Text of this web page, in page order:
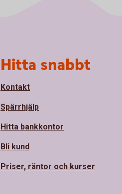
Hitta snabbt
Kontakt
Spärrhjälp
Hitta bankkontor
Bli kund
Priser, räntor och kurser